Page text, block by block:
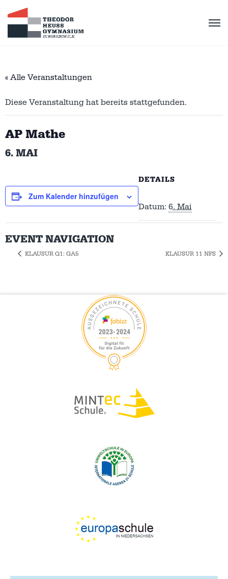
« Alle Veranstaltungen
Diese Veranstaltung hat bereits stattgefunden.
AP Mathe
6. MAI
Zum Kalender hinzufügen
DETAILS
Datum: 6. Mai
EVENT NAVIGATION
KLAUSUR Q1: GA5 KLAUSUR 11 NFS